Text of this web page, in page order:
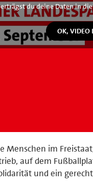
du deine Daten in die
Menschen im
auf dem
und ein